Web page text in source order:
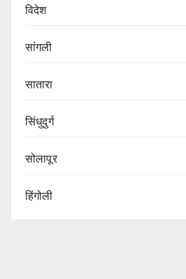
विदेश
सांगली
सातारा
सिंधुदुर्ग
सोलापूर
हिंगोली